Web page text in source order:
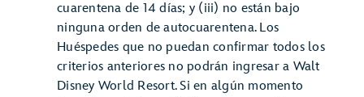
cuarentena de 14 días; y (iii) no están bajo
ninguna orden de autocuarentena. Los
Huéspedes que no puedan confirmar todos los
criterios anteriores no podrán ingresar a Walt
Disney World Resort. Si en algún momento